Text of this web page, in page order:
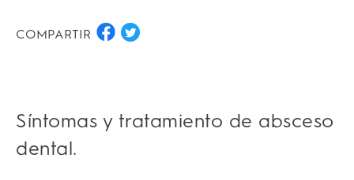
COMPARTIR
Síntomas y tratamiento de absceso
dental.